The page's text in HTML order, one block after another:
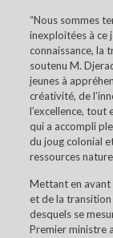
“Nous sommes
inexploitées à ce
connaissance, la
soutenu M.
jeunes à
créativité, de
l’excellence, tout
qui a accompli
du joug colonial
ressources
Mettant en avant
et de la transition
desquels se
Premier ministre